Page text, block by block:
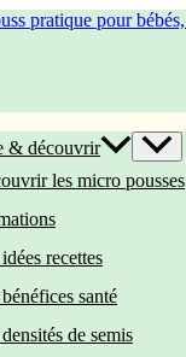
& découvrir
les micro pousses
recettes
santé
de semis